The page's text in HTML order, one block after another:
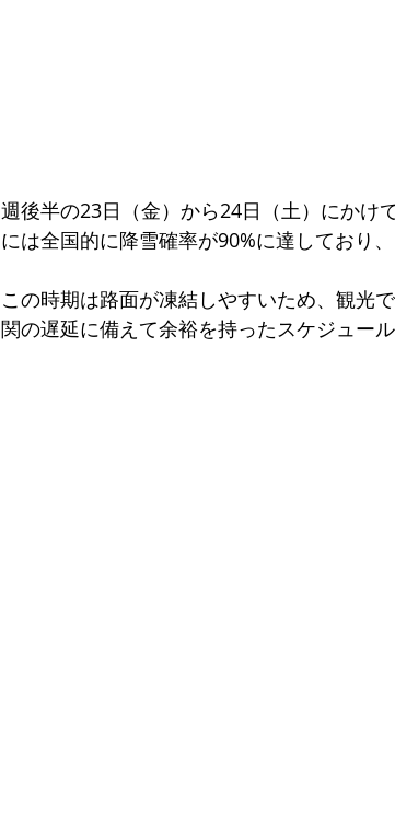
週後半の23日（金）から24日（土）にかけ
には全国的に降雪確率が90%に達しており
この時期は路面が凍結しやすいため、観光
関の遅延に備えて余裕を持ったスケジュー